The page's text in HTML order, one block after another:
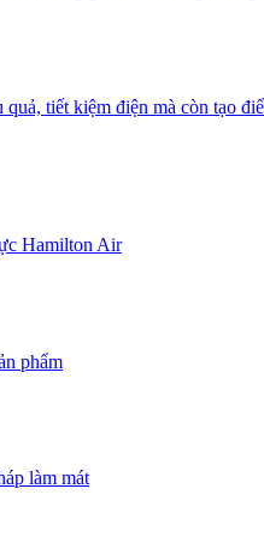
tiết kiệm điện mà còn tạo
Hamilton Air
phẩm
làm mát